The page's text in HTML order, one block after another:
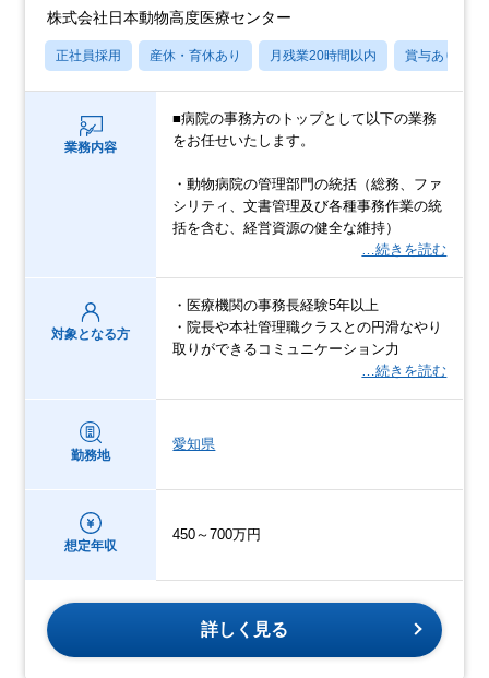
株式会社日本動物高度医療センター
正社員採用 産休・育休あり 月残業20時間以内 賞与あり
業務内容
■病院の事務方のトップとして以下の業務
をお任せいたします。
・動物病院の管理部門の統括（総務、ファ
シリティ、文書管理及び各種事務作業の統
括を含む、経営資源の健全な維持）
…続きを読む
対象となる方
・医療機関の事務長経験5年以上
・院長や本社管理職クラスとの円滑なやり
取りができるコミュニケーション力
…続きを読む
勤務地
愛知県
想定年収
450～700万円
詳しく見る